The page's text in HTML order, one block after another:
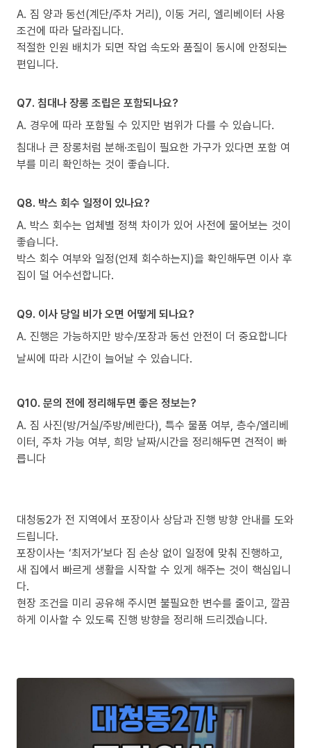
A. 짐 양과 동선(계단/주차 거리), 이동 거리, 엘리베이터 사용
조건에 따라 달라집니다.
적절한 인원 배치가 되면 작업 속도와 품질이 동시에 안정되는
편입니다.
Q7. 침대나 장롱 조립은 포함되나요?
A. 경우에 따라 포함될 수 있지만 범위가 다를 수 있습니다.
침대나 큰 장롱처럼 분해·조립이 필요한 가구가 있다면 포함 여
부를 미리 확인하는 것이 좋습니다.
Q8. 박스 회수 일정이 있나요?
A. 박스 회수는 업체별 정책 차이가 있어 사전에 물어보는 것이
좋습니다.
박스 회수 여부와 일정(언제 회수하는지)을 확인해두면 이사 후
집이 덜 어수선합니다.
Q9. 이사 당일 비가 오면 어떻게 되나요?
A. 진행은 가능하지만 방수/포장과 동선 안전이 더 중요합니다
날씨에 따라 시간이 늘어날 수 있습니다.
Q10. 문의 전에 정리해두면 좋은 정보는?
A. 짐 사진(방/거실/주방/베란다), 특수 물품 여부, 층수/엘리베
이터, 주차 가능 여부, 희망 날짜/시간을 정리해두면 견적이 빠
릅니다
대청동2가 전 지역에서 포장이사 상담과 진행 방향 안내를 도와
드립니다.
포장이사는 ‘최저가’보다 짐 손상 없이 일정에 맞춰 진행하고,
새 집에서 빠르게 생활을 시작할 수 있게 해주는 것이 핵심입니
다.
현장 조건을 미리 공유해 주시면 불필요한 변수를 줄이고, 깔끔
하게 이사할 수 있도록 진행 방향을 정리해 드리겠습니다.